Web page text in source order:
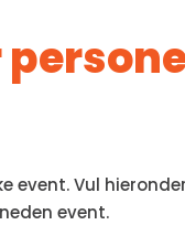
event. Vul
event.